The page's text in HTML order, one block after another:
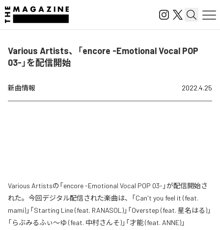
Various Artists、「encore -Emotional Vocal POP
03-」を配信開始
新曲情報 2022.4.25
Various Artistsの「encore -Emotional Vocal POP 03-」が配信開始さ
れた。今回デジタル配信された楽曲は、「Can't you feel it (feat.
mami)」「Starting Line (feat. RANASOL)」「Overstep (feat. 星名はる)」
「らぶみるふぃ～ゆ (feat. 中村さんそ)」「才能 (feat. ANNE)」